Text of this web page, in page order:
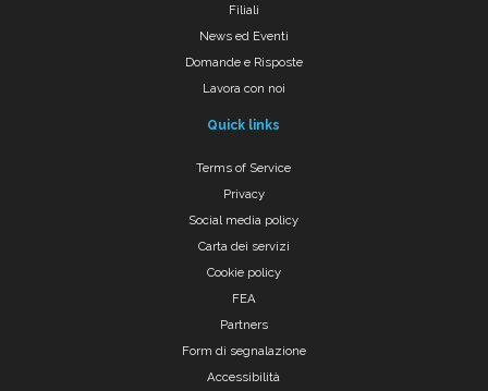
Filiali
News ed Eventi
Domande e Risposte
Lavora con noi
Quick links
Terms of Service
Privacy
Social media policy
Carta dei servizi
Cookie policy
FEA
Partners
Form di segnalazione
Accessibilità